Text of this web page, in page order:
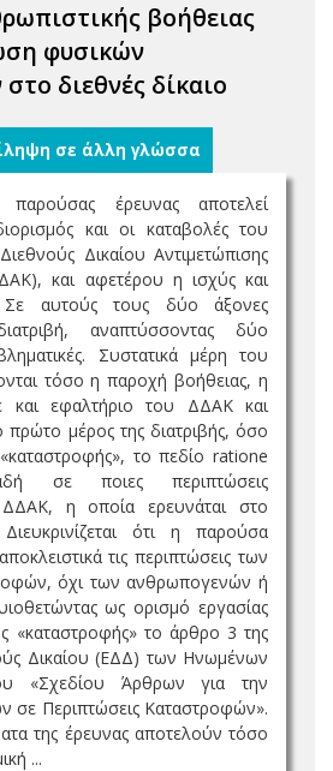
βοήθειας
φυσικών
διεθνές δίκαιο
σε άλλη γλώσσα
παρούσας έρευνας αποτελεί
και οι καταβολές του
Δικαίου Αντιμετώπισης
και αφετέρου η ισχύς και
αυτούς τους δύο άξονες
αναπτύσσοντας δύο
Συστατικά μέρη του
τόσο η παροχή βοήθειας, η
και εφαλτήριο του ΔΔΑΚ και
πρώτο μέρος της διατριβής, όσο
το πεδίο ratione
σε ποιες περιπτώσεις
ΔΔΑΚ, η οποία ερευνάται στο
ότι η παρούσα
τις περιπτώσεις των
όχι των ανθρωπογενών ή
ως ορισμό εργασίας
«καταστροφής» το άρθρo 3 της
Δικαίου (ΕΔΔ) των Ηνωμένων
«Σχεδίου Άρθρων για την
σε Περιπτώσεις Καταστροφών».
της έρευνας αποτελούν τόσο
...